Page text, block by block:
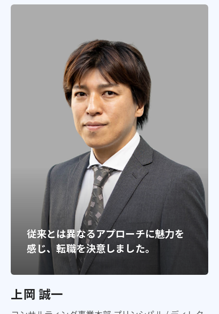
従来とは異なるアプローチに魅力を
感じ、転職を決意しました。
上岡 誠一